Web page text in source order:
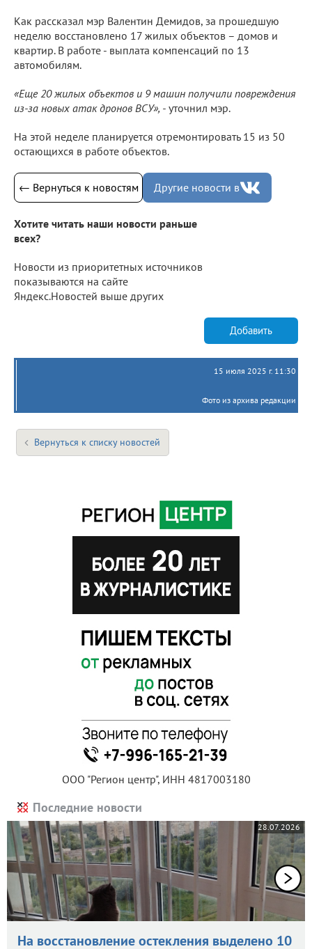
Как рассказал мэр Валентин Демидов, за прошедшую
неделю восстановлено 17 жилых объектов – домов и
квартир. В работе - выплата компенсаций по 13
автомобилям.
«Еще 20 жилых объектов и 9 машин получили повреждения
из-за новых атак дронов ВСУ», - уточнил мэр.
На этой неделе планируется отремонтировать 15 из 50
остающихся в работе объектов.
← Вернуться к новостям Другие новости в
Хотите читать наши новости раньше
всех?
Новости из приоритетных источников
показываются на сайте
Яндекс.Новостей выше других
Добавить
15 июля 2025 г. 11:30
Фото из архива редакции
Вернуться к списку новостей
ООО "Регион центр", ИНН 4817003180
Последние новости
28.07.2026
На восстановление остекления выделено 10